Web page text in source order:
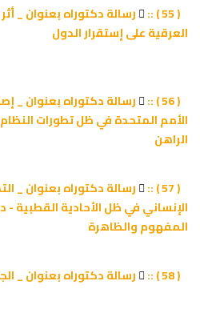
رسالة دكتوراه بعنوان _ أثر
العرقية على إستقرار الدول
رسالة دكتوراه بعنوان _
الأمم المتحدة في ظل تطورات النظام
الراهن
رسالة دكتوراه بعنوان _
الإنساني في ظل الأحادية القطبية -
المفهوم والظاهرة
رسالة دكتوراه بعنوان _